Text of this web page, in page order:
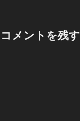
b
d
コメントを残す